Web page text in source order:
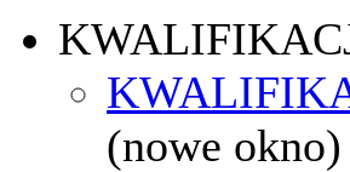
(nowe okno)